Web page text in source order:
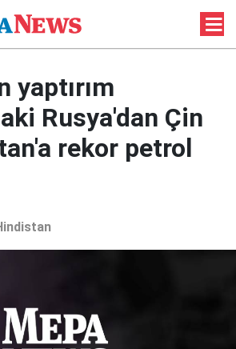
yaptırım
Rusya'dan Çin
rekor petrol